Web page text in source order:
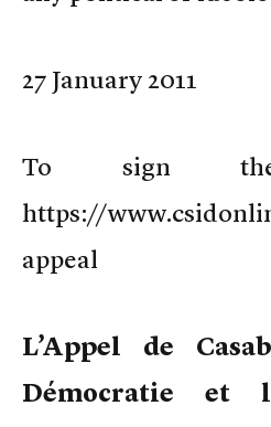
27 January 2011
To sign
https://
appeal
L’Appel de
Démocratie et